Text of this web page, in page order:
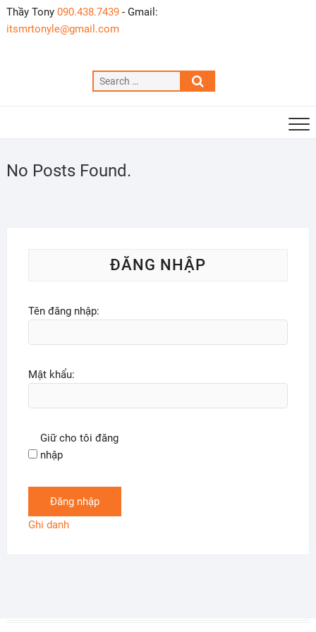
Skip
to
Thầy Tony 090.438.7439- Gmail:
itsmrtonyle@gmail.com
Search
…
No Posts Found.
ĐĂNG NHẬP
Tên đăng nhập:
Mật khẩu:
Giữ cho tôi đăng
nhập
Đăng nhập
Ghi danh